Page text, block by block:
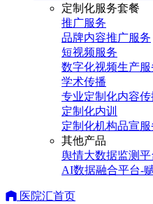
定制化服务套餐
推广服务
品牌内容推广服务
短视频服务
数字化视频生产服
学术传播
专业定制化内容传
定制化内训
定制化机构品宣服
其他产品
舆情大数据监测平
AI数据融合平台-
医院汇首页